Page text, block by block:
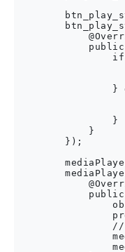
}
                }
            }
        });